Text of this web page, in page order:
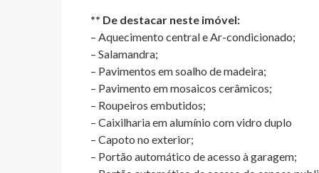
** De destacar neste imóvel:
– Aquecimento central e Ar-condicionado;
– Salamandra;
– Pavimentos em soalho de madeira;
– Pavimento em mosaicos cerâmicos;
– Roupeiros embutidos;
– Caixilharia em alumínio com vidro duplo
– Capoto no exterior;
– Portão automático de acesso à garagem;